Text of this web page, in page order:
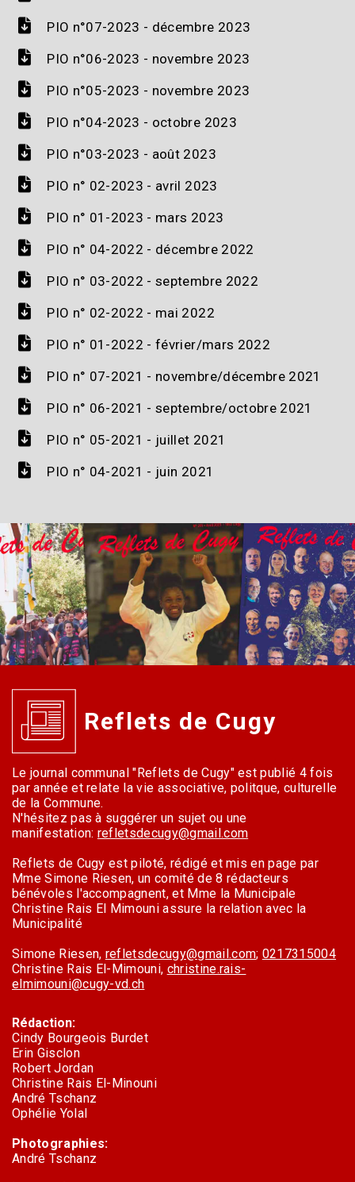
PIO n°07-2023 - décembre 2023
PIO n°06-2023 - novembre 2023
PIO n°05-2023 - novembre 2023
PIO n°04-2023 - octobre 2023
PIO n°03-2023 - août 2023
PIO n° 02-2023 - avril 2023
PIO n° 01-2023 - mars 2023
PIO n° 04-2022 - décembre 2022
PIO n° 03-2022 - septembre 2022
PIO n° 02-2022 - mai 2022
PIO n° 01-2022 - février/mars 2022
PIO n° 07-2021 - novembre/décembre 2021
PIO n° 06-2021 - septembre/octobre 2021
PIO n° 05-2021 - juillet 2021
PIO n° 04-2021 - juin 2021
Reflets de Cugy
Le journal communal "Reflets de Cugy" est publié 4 fois
par année et relate la vie associative, politque, culturelle
de la Commune.
N'hésitez pas à suggérer un sujet ou une
manifestation: refletsdecugy@gmail.com
Reflets de Cugy est piloté, rédigé et mis en page par
Mme Simone Riesen, un comité de 8 rédacteurs
bénévoles l'accompagnent, et Mme la Municipale
Christine Rais El Mimouni assure la relation avec la
Municipalité
Simone Riesen, refletsdecugy@gmail.com; 0217315004
Christine Rais El-Mimouni, christine.rais-
elmimouni@cugy-vd.ch
Rédaction:
Cindy Bourgeois Burdet
Erin Gisclon
Robert Jordan
Christine Rais El-Minouni
André Tschanz
Ophélie Yolal
Photographies:
André Tschanz